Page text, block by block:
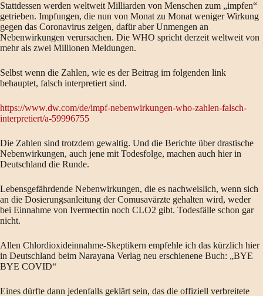
Stattdessen werden weltweit Milliarden von Menschen zum „impfen“
getrieben. Impfungen, die nun von Monat zu Monat weniger Wirkung
gegen das Coronavirus zeigen, dafür aber Unmengen an
Nebenwirkungen verursachen. Die WHO spricht derzeit weltweit von
mehr als zwei Millionen Meldungen.
Selbst wenn die Zahlen, wie es der Beitrag im folgenden link
behauptet, falsch interpretiert sind.
https://www.dw.com/de/impf-nebenwirkungen-who-zahlen-falsch-
interpretiert/a-59996755
Die Zahlen sind trotzdem gewaltig. Und die Berichte über drastische
Nebenwirkungen, auch jene mit Todesfolge, machen auch hier in
Deutschland die Runde.
Lebensgefährdende Nebenwirkungen, die es nachweislich, wenn sich
an die Dosierungsanleitung der Comusavärzte gehalten wird, weder
bei Einnahme von Ivermectin noch CLO2 gibt. Todesfälle schon gar
nicht.
Allen Chlordioxideinnahme-Skeptikern empfehle ich das kürzlich hier
in Deutschland beim Narayana Verlag neu erschienene Buch: „BYE
BYE COVID“
Eines dürfte dann jedenfalls geklärt sein, das die offiziell verbreitete